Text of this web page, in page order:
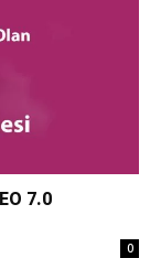
7.0
0